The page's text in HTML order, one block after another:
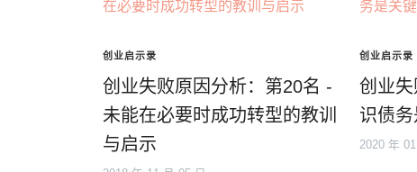
创业启示录
创业失败原因分析：第20名 -
未能在必要时成功转型的教训
与启示
创业启示录
创业
识债
2020 年